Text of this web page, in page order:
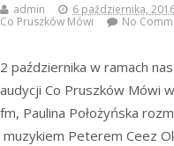
admin 6 października,
Co Pruszków Mówi
No
2 października w ramach
audycji Co Pruszków Mówi
fm, Paulina Położyńska
muzykiem Peterem Ceez